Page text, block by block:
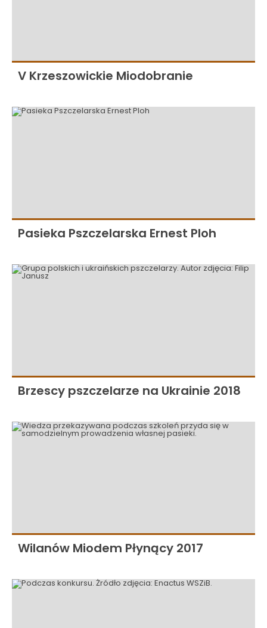
V Krzeszowickie Miodobranie
Pasieka Pszczelarska Ernest Ploh
Brzescy pszczelarze na Ukrainie 2018
Wilanów Miodem Płynący 2017